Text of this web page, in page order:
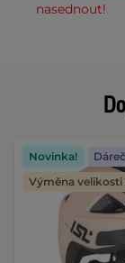
Novinka!
Výměna velikosti
nasednout!